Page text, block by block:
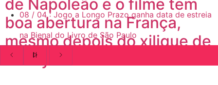
08 / 04 : Jogo a Longo Prazo ganha data de estreia
na Bienal do Livro de São Paulo
de Napoleão e o filme tem
boa abertura na França,
mesmo depois do xilique de
Ridley Scott